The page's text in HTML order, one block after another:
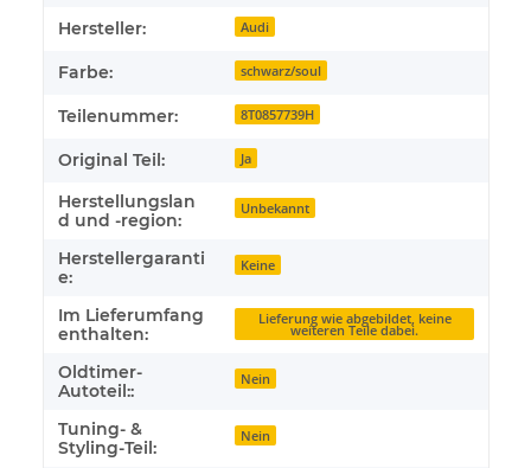
Hersteller: Audi
Farbe: schwarz/soul
Teilenummer: 8T0857739H
Original Teil: Ja
Herstellungslan
d und -region:
Unbekannt
Herstellergaranti
e:
Keine
Im Lieferumfang
enthalten:
Lieferung wie abgebildet, keine
weiteren Teile dabei.
Oldtimer-
Autoteil::
Nein
Tuning- &
Styling-Teil:
Nein